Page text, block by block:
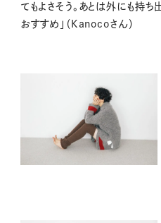
てもよさそう。あとは外にも持
おすすめ」（Kanocoさん）